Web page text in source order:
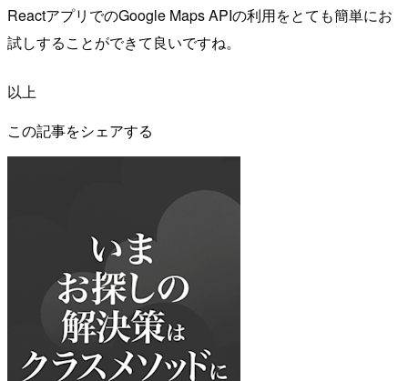
ReactアプリでのGoogle Maps APIの利用をとても簡単にお
試しすることができて良いですね。
以上
この記事をシェアする